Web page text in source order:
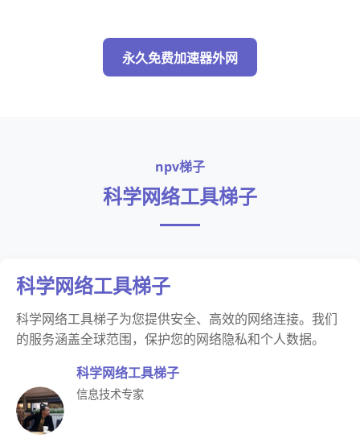
永久免费加速器外网
npv梯子
科学网络工具梯子
科学网络工具梯子
科学网络工具梯子为您提供安全、高效的网络连接。我们
的服务涵盖全球范围，保护您的网络隐私和个人数据。
科学网络工具梯子
信息技术专家